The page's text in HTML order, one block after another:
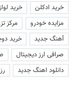
خرید ادکلن
خرید
مزایده خودرو
مرکز
آهنگ جدید
خرید
صرافی ارز دیجیتال
دانلود اهنگ جدید